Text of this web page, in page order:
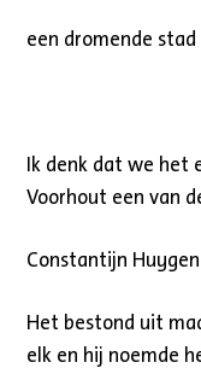
een dromende stad
Ik denk dat we het
Voorhout een van
Constantijn
Het bestond uit
elk en hij noemde